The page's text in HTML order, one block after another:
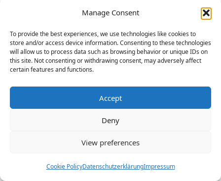
Manage Consent
To provide the best experiences, we use technologies like cookies to
store and/or access device information. Consenting to these technologies
will allow us to process data such as browsing behavior or unique IDs on
this site. Not consenting or withdrawing consent, may adversely affect
certain features and functions.
Accept
Deny
View preferences
Cookie PolicyDatenschutzerklärungImpressum
auf Gerüsten gewährleisten?
Sicherheitsvorschriften und regelmäßige
Unterweisungen. Wichtig sind Geländer in 1 m
Höhe, standsichere Aufstellung und rutschfeste
Belege. Persönliche Schutzausrüstung wie Helm
und Sicherheitsgurt ist verpflichtend.
Wie kann man
Gerüstmaterialien
transportieren?
schwere Lasten ausgelegt sind. Rohre wiegen bis
zu 20 kg pro Stück, Verbindungsteile müssen